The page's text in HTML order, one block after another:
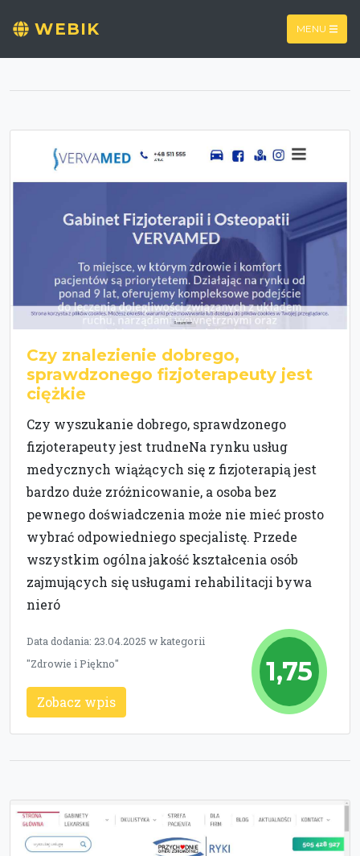
WEBIK MENU
Czy znalezienie dobrego,
sprawdzonego fizjoterapeuty jest
ciężkie
Czy wyszukanie dobrego, sprawdzonego
fizjoterapeuty jest trudneNa rynku usług
medycznych wiążących się z fizjoterapią jest
bardzo duże zróżnicowanie, a osoba bez
pewnego doświadczenia może nie mieć prosto
wybrać odpowiedniego specjalistę. Przede
wszystkim ogólna jakość kształcenia osób
zajmujących się usługami rehabilitacji bywa
nieró
1,75
Data dodania: 23.04.2025 w kategorii
"Zdrowie i Piękno"
Zobacz wpis